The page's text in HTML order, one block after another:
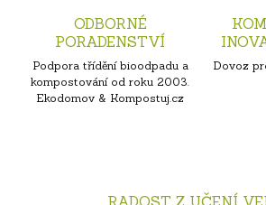
ODBORNÉ
PORADENSTVÍ
Podpora třídění bioodpadu a
kompostování od roku 2003.
Ekodomov & Kompostuj.cz
Dovoz